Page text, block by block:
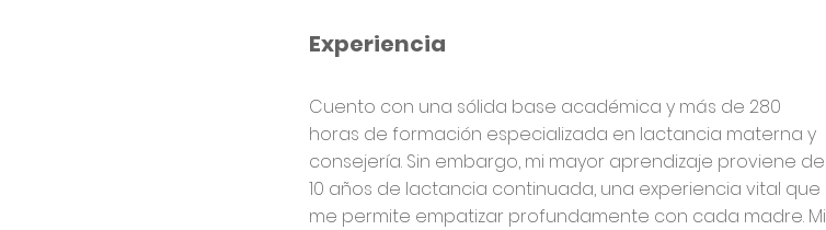
Cuento con una sólida base académica y más de 280
horas de formación especializada en lactancia materna y
consejería. Sin embargo, mi mayor aprendizaje proviene de
10 años de lactancia continuada, una experiencia vital que
me permite empatizar profundamente con cada madre. Mi
Experiencia